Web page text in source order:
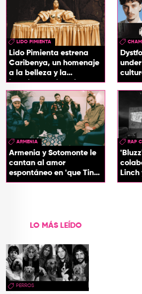
LIDO PIMIENTA
Lido Pimienta estrena
Caribenya, un homenaje
a la belleza y la
identidad del Caribe
ARMENIA
Armenia y Sotomonte le
cantan al amor
espontáneo en 'que Tin
que Tan'
RAP
Linch
Trash
LO MÁS LEÍDO
PERROS